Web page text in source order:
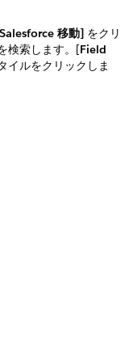
Salesforce 移動] をクリ
検索します。[Field
ルをクリックしま
Consumer (フリー
クセス用) または
、「すべて」のユー
ーザーを表示します。
応可能な座席数と割り